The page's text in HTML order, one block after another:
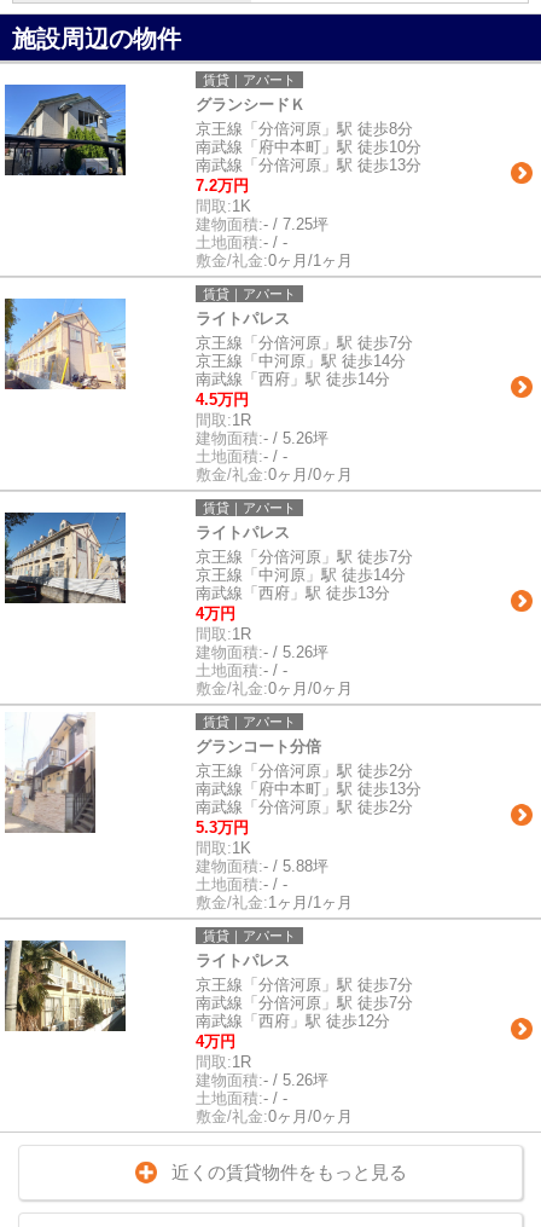
施設周辺の物件
賃貸｜アパート
グランシードＫ
京王線「分倍河原」駅 徒歩8分
南武線「府中本町」駅 徒歩10分
南武線「分倍河原」駅 徒歩13分
7.2万円
間取:1K
建物面積:- / 7.25坪
土地面積:- / -
敷金/礼金:0ヶ月/1ヶ月
賃貸｜アパート
ライトパレス
京王線「分倍河原」駅 徒歩7分
京王線「中河原」駅 徒歩14分
南武線「西府」駅 徒歩14分
4.5万円
間取:1R
建物面積:- / 5.26坪
土地面積:- / -
敷金/礼金:0ヶ月/0ヶ月
賃貸｜アパート
ライトパレス
京王線「分倍河原」駅 徒歩7分
京王線「中河原」駅 徒歩14分
南武線「西府」駅 徒歩13分
4万円
間取:1R
建物面積:- / 5.26坪
土地面積:- / -
敷金/礼金:0ヶ月/0ヶ月
賃貸｜アパート
グランコート分倍
京王線「分倍河原」駅 徒歩2分
南武線「府中本町」駅 徒歩13分
南武線「分倍河原」駅 徒歩2分
5.3万円
間取:1K
建物面積:- / 5.88坪
土地面積:- / -
敷金/礼金:1ヶ月/1ヶ月
賃貸｜アパート
ライトパレス
京王線「分倍河原」駅 徒歩7分
南武線「分倍河原」駅 徒歩7分
南武線「西府」駅 徒歩12分
4万円
間取:1R
建物面積:- / 5.26坪
土地面積:- / -
敷金/礼金:0ヶ月/0ヶ月
近くの賃貸物件をもっと見る